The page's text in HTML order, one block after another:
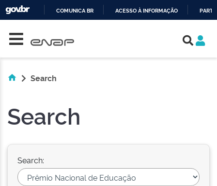
COMUNICA BR ACESSO À INFORMAÇÃO
Search
Search
Search: